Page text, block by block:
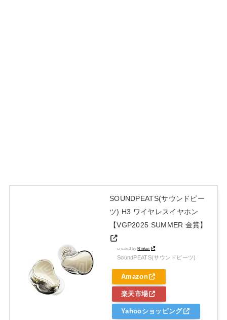
SOUNDPEATS(サウンドピー
ツ) H3 ワイヤレスイヤホン
【VGP2025 SUMMER 金賞】
created byRinker
SoundPEATS(サウンドピーツ)
Amazon
楽天市場
Yahooショッピング